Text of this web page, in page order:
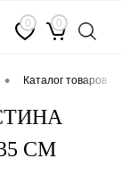
0 0
• каталог товаров
СМ